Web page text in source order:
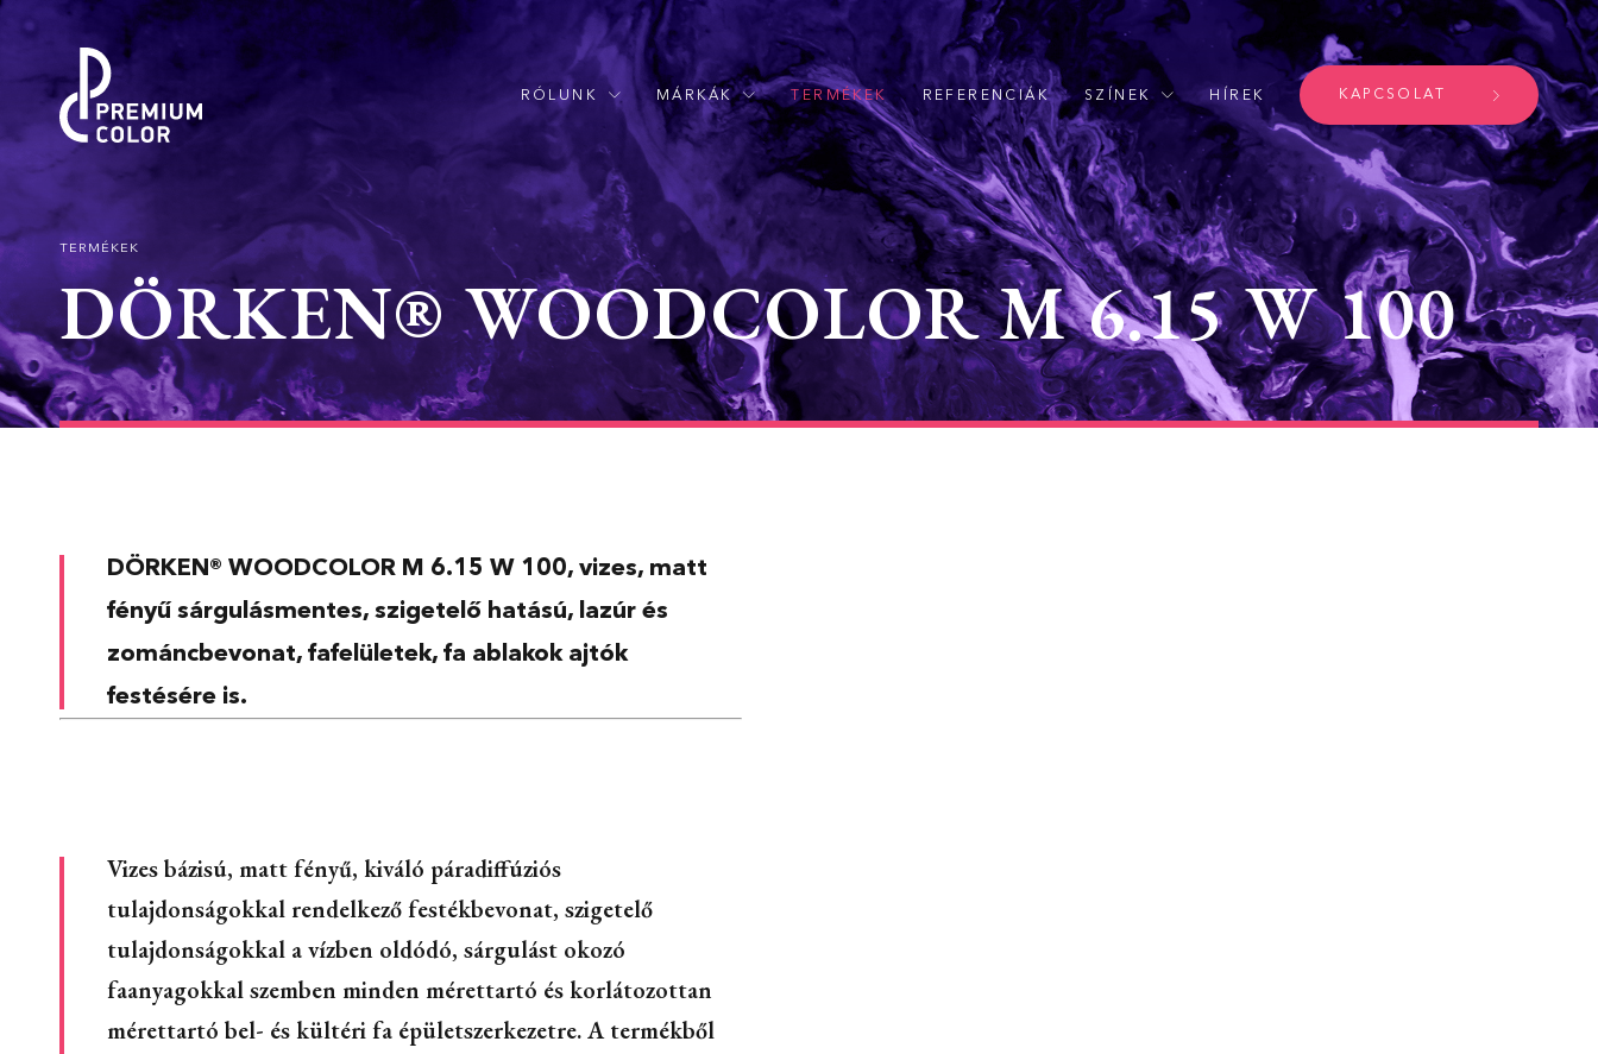
RÓLUNK MÁRKÁK TERMÉKEK REFERENCIÁK SZÍNEK HÍREK KAPCSOLAT
TERMÉKEK
DÖRKEN® WOODCOLOR M 6.15 W 100
DÖRKEN® WOODCOLOR M 6.15 W 100, vizes, matt
fényű sárgulásmentes, szigetelő hatású, lazúr és
zománcbevonat, fafelületek, fa ablakok ajtók
festésére is.
Vizes bázisú, matt fényű, kiváló páradiffúziós
tulajdonságokkal rendelkező festékbevonat, szigetelő
tulajdonságokkal a vízben oldódó, sárgulást okozó
faanyagokkal szemben minden mérettartó és korlátozottan
mérettartó bel- és kültéri fa épületszerkezetre. A termékből